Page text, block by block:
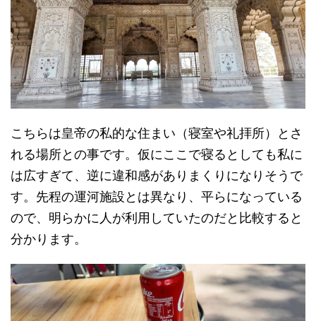
こちらは皇帝の私的な住まい（寝室や礼拝所）とさ
れる場所との事です。仮にここで寝るとしても私に
は広すぎて、逆に違和感がありまくりになりそうで
す。先程の運河施設とは異なり、平らになっている
ので、明らかに人が利用していたのだと比較すると
分かります。